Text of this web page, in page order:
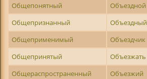
Общепонятный
Объездной
Общепризнанный
Объездный
Общеприменимый
Объездчик
Общепринятый
Объезжать
Общераспространенный
Объезжий